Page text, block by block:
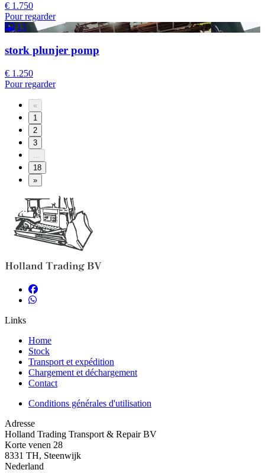
€ 1.750
Pour regarder
13
stork plunjer pomp
€ 1.250
Pour regarder
«
1
2
3
18
»
Links
Home
Stock
Transport et expédition
Chargement et déchargement
Contact
Conditions générales d'utilisation
Adresse
Holland Trading Transport & Repair BV
Korte venen 28
8331 TH, Steenwijk
Nederland